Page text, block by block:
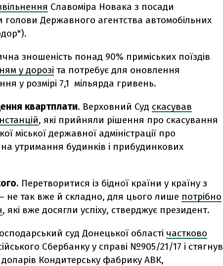
Славоміра Новака з посади
голови Державного агентства автомобільних
зношеність понад 90% приміських поїздів
у дорозі та потребує для оновлення
у розмірі 7,1 мільярда гривень.
квартплати. Верховний Суд скасував
, які прийняли рішення про скасування
міської державної адміністрації про
утримання будинків і прибудинкових
. Перетворитися із бідної країни у країну з
не так вже й складно, для цього лише потрібно
, які вже досягли успіху, стверджує президент.
суд Донецької області частково
Сбербанку у справі №905/21/17 і стягнув
доларів Кондитерську фабрику АВК,